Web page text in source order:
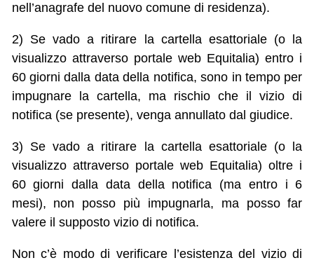
nell’anagrafe del nuovo comune di residenza).
2) Se vado a ritirare la cartella esattoriale (o la
visualizzo attraverso portale web Equitalia) entro i
60 giorni dalla data della notifica, sono in tempo per
impugnare la cartella, ma rischio che il vizio di
notifica (se presente), venga annullato dal giudice.
3) Se vado a ritirare la cartella esattoriale (o la
visualizzo attraverso portale web Equitalia) oltre i
60 giorni dalla data della notifica (ma entro i 6
mesi), non posso più impugnarla, ma posso far
valere il supposto vizio di notifica.
Non c’è modo di verificare l’esistenza del vizio di